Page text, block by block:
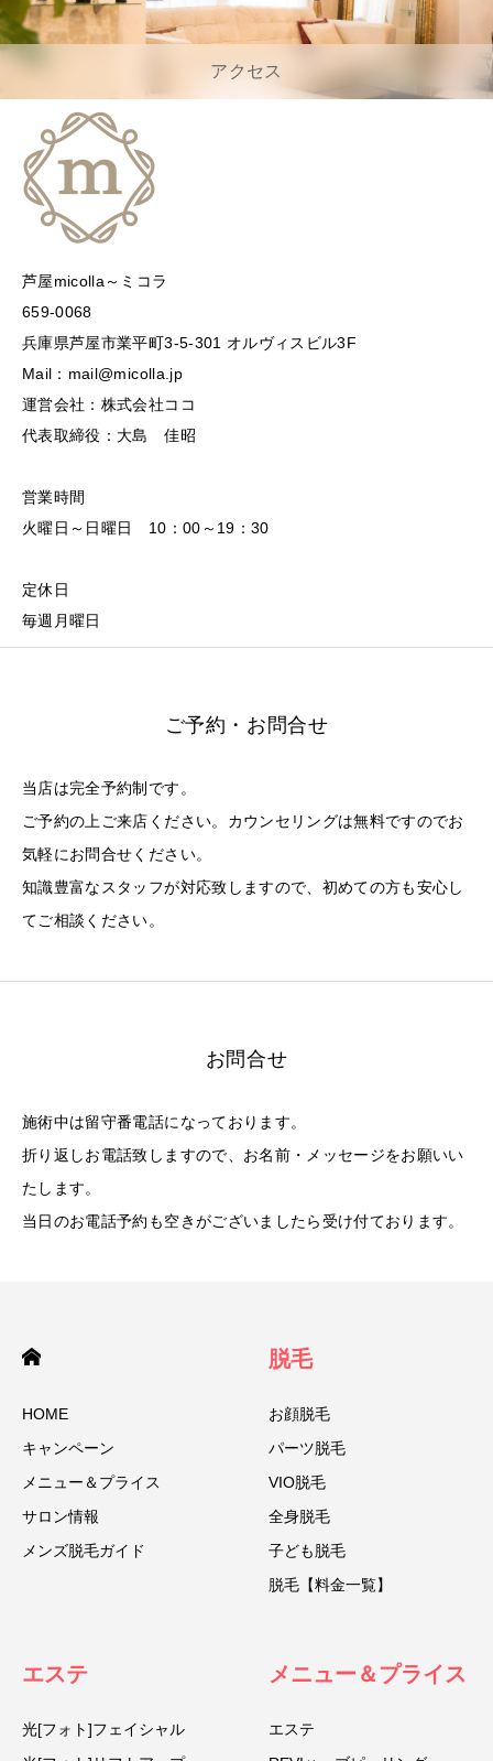
アクセス
芦屋micolla～ミコラ
659-0068
兵庫県芦屋市業平町3-5-301 オルヴィスビル3F
Mail：mail@micolla.jp
運営会社：株式会社ココ
代表取締役：大島 佳昭
営業時間
火曜日～日曜日 10：00～19：30
定休日
毎週月曜日
ご予約・お問合せ
当店は完全予約制です。
ご予約の上ご来店ください。カウンセリングは無料ですのでお
気軽にお問合せください。
知識豊富なスタッフが対応致しますので、初めての方も安心し
てご相談ください。
お問合せ
施術中は留守番電話になっております。
折り返しお電話致しますので、お名前・メッセージをお願いい
たします。
当日のお電話予約も空きがございましたら受け付ております。
HOME
キャンペーン
メニュー＆プライス
サロン情報
メンズ脱毛ガイド
脱毛
お顔脱毛
パーツ脱毛
VIO脱毛
全身脱毛
子ども脱毛
脱毛【料金一覧】
エステ
光[フォト]フェイシャル
メニュー＆プライス
エステ